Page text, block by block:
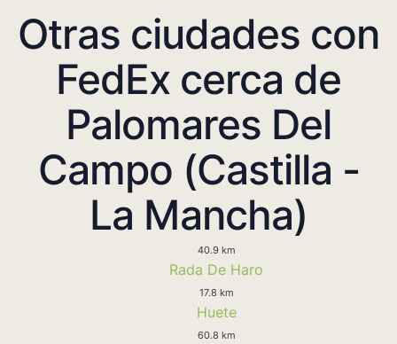
Otras ciudades con
FedEx cerca de
Palomares Del
Campo (Castilla -
La Mancha)
40.9 km
Rada De Haro
17.8 km
Huete
60.8 km